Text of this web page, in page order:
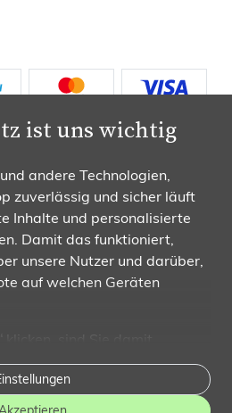
ist uns wichtig
andere Technologien,
zuverlässig und sicher läuft
Inhalte und personalisierte
Damit das funktioniert,
unsere Nutzer und darüber,
auf welchen Geräten
uns, diese Daten an
an unsere
Sie dem